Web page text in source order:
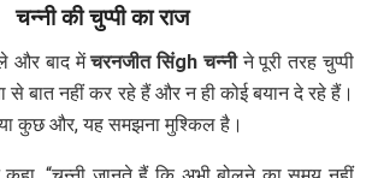
चन्नी की चुप्पी का राज
और बाद मेंचरनजीत सिंgh चन्नीने पूरी तरह चुप्पी
से बात नहीं कर रहे हैं और न ही कोई बयान दे रहे हैं।
या कुछ और, यह समझना मुश्किल है।